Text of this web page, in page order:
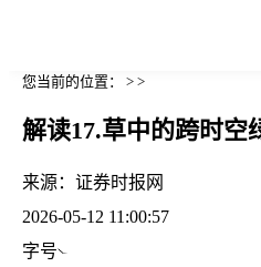
您当前的位置： > >
解读17.草中的跨时空
来源： 证券时报网
2026-05-12 11:00:57
字号